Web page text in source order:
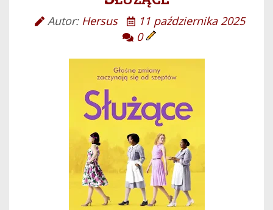
Autor: Hersus
11 października 2025
0